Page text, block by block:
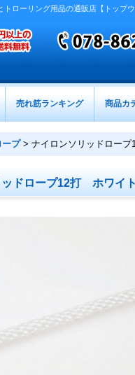
ローリング用品の通販店【トップウ
売れ筋ランキング 商品カ
ープ > ナイロンソリッドロー
ッドロープ12打 ホワ